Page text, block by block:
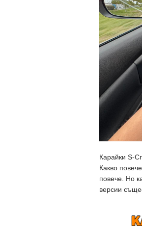
Карайки S-
Какво
повече. Но
версии